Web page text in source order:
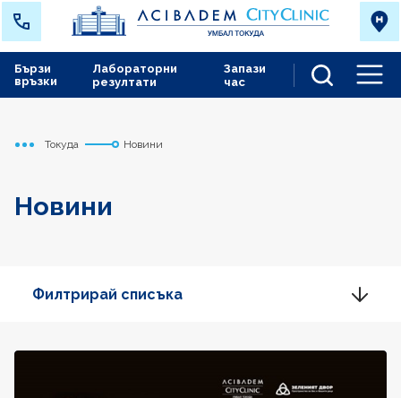
Лабораторни
резултати
Запази
час
Бързи
връзки
Начало
Токуда Новини
Новини
Филтрирай списъка